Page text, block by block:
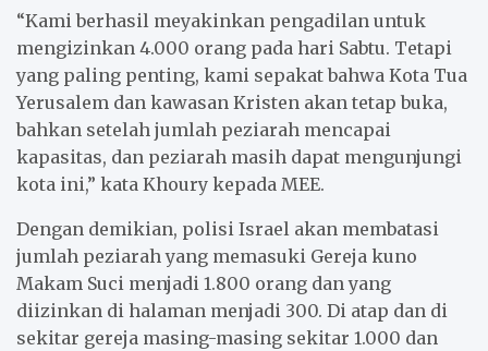
“Kami berhasil meyakinkan pengadilan untuk
mengizinkan 4.000 orang pada hari Sabtu. Tetapi
yang paling penting, kami sepakat bahwa Kota Tua
Yerusalem dan kawasan Kristen akan tetap buka,
bahkan setelah jumlah peziarah mencapai
kapasitas, dan peziarah masih dapat mengunjungi
kota ini,” kata Khoury kepada MEE.
Dengan demikian, polisi Israel akan membatasi
jumlah peziarah yang memasuki Gereja kuno
Makam Suci menjadi 1.800 orang dan yang
diizinkan di halaman menjadi 300. Di atap dan di
sekitar gereja masing-masing sekitar 1.000 dan